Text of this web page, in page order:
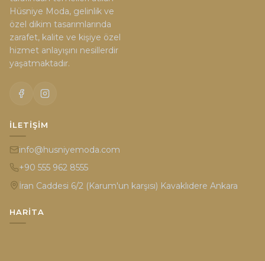
Hüsniye Moda, gelinlik ve
özel dikim tasarımlarında
zarafet, kalite ve kişiye özel
hizmet anlayışını nesillerdir
yaşatmaktadır.
İLETIŞIM
info@husniyemoda.com
+90 555 962 8555
İran Caddesi 6/2 (Karum'un karşısı) Kavaklıdere Ankara
HARITA